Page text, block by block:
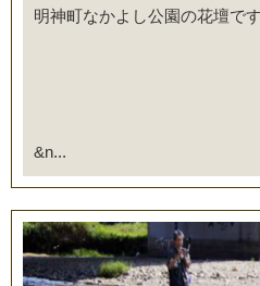
明神町なかよし公園の花壇です
&n...